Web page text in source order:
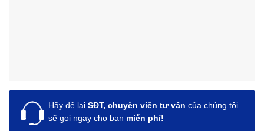
Hãy để lại SĐT, chuyên viên tư vấn của chúng tôi
sẽ gọi ngay cho bạn miễn phí!